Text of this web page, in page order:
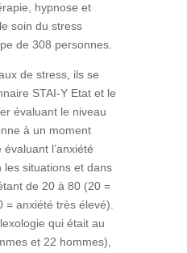
hypnose et
soin du stress
de 308 personnes.
de stress, ils se
STAI-Y Etat et le
évaluant le niveau
à un moment
l’anxiété
les situations et dans
de 20 à 80 (20 =
= anxiété très élevé).
qui était au
et 22 hommes),